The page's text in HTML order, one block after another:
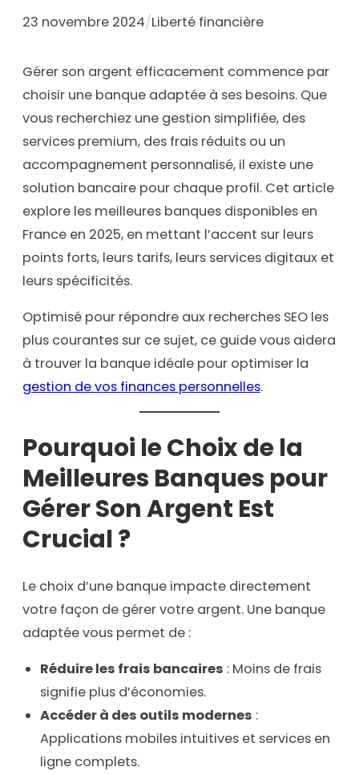
23 novembre 2024/Liberté financière
Gérer son argent efficacement commence par
choisir une banque adaptée à ses besoins. Que
vous recherchiez une gestion simplifiée, des
services premium, des frais réduits ou un
accompagnement personnalisé, il existe une
solution bancaire pour chaque profil. Cet article
explore les meilleures banques disponibles en
France en 2025, en mettant l’accent sur leurs
points forts, leurs tarifs, leurs services digitaux et
leurs spécificités.
Optimisé pour répondre aux recherches SEO les
plus courantes sur ce sujet, ce guide vous aidera
à trouver la banque idéale pour optimiser la
gestion de vos finances personnelles.
Pourquoi le Choix de la
Meilleures Banques pour
Gérer Son Argent Est
Crucial ?
Le choix d’une banque impacte directement
votre façon de gérer votre argent. Une banque
adaptée vous permet de :
Réduire les frais bancaires : Moins de frais
signifie plus d’économies.
Accéder à des outils modernes :
Applications mobiles intuitives et services en
ligne complets.